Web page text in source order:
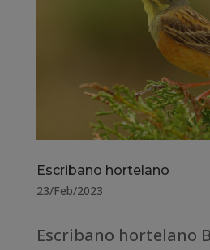
Escribano hortelano
23/Feb/2023
Escribano hortelano